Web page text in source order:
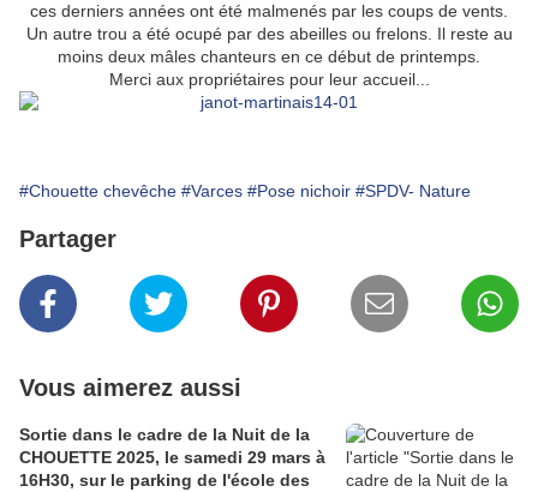
ces derniers années ont été malmenés par les coups de vents.
Un autre trou a été ocupé par des abeilles ou frelons. Il reste au
moins deux mâles chanteurs en ce début de printemps.
Merci aux propriétaires pour leur accueil...
#Chouette chevêche #Varces #Pose nichoir #SPDV- Nature
Partager
Vous aimerez aussi
Sortie dans le cadre de la Nuit de la
CHOUETTE 2025, le samedi 29 mars à
16H30, sur le parking de l'école des